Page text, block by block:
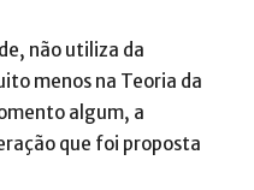
não utiliza da
menos na Teoria da
algum, a
que foi proposta